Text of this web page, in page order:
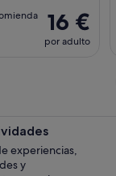
16 €
por adulto
experiencias,
y